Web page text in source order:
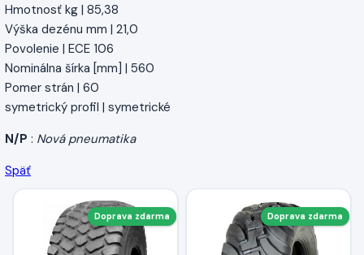
Hmotnosť kg | 85,38
Výška dezénu mm | 21,0
Povolenie | ECE 106
Nominálna šírka [mm] | 560
Pomer strán | 60
symetrický profil | symetrické
N/P : Nová pneumatika
Späť
Doprava zdarma Doprava zdarma